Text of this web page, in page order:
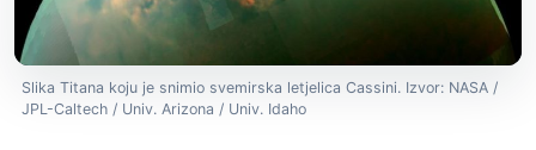
Slika Titana koju je snimio svemirska letjelica Cassini. Izvor: NASA /
JPL-Caltech / Univ. Arizona / Univ. Idaho